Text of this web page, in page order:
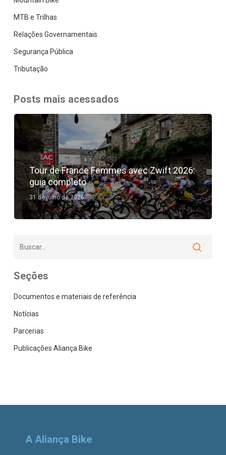
MTB e Trilhas
Relações Governamentais
Segurança Pública
Tributação
Posts mais acessados
Tour de France Femmes avec Zwift 2026:
guia completo
31 de julho de 2026
Seções
Documentos e materiais de referência
Notícias
Parcerias
Publicações Aliança Bike
A Aliança Bike